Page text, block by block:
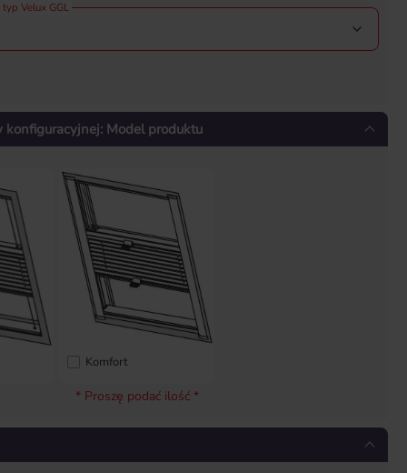
Velux GGL
konfiguracyjnej: Model produktu
Komfort
* Proszę podać ilość *